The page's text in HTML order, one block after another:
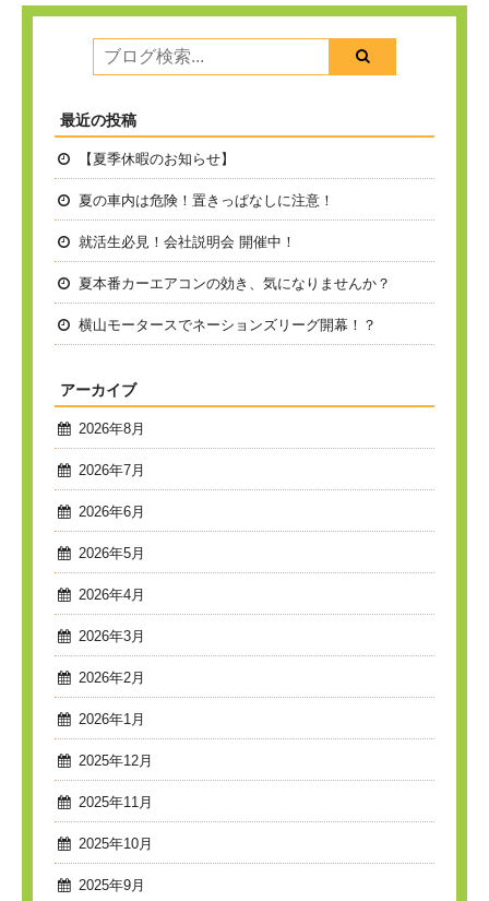
最近の投稿
【夏季休暇のお知らせ】
夏の車内は危険！置きっぱなしに注意！
就活生必見！会社説明会 開催中！
夏本番カーエアコンの効き、気になりませんか？
横山モータースでネーションズリーグ開幕！？
アーカイブ
2026年8月
2026年7月
2026年6月
2026年5月
2026年4月
2026年3月
2026年2月
2026年1月
2025年12月
2025年11月
2025年10月
2025年9月